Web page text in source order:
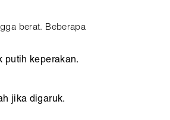
berat. Beberapa
putih keperakan.
jika digaruk.